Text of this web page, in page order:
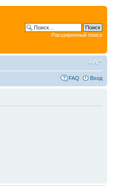
Расширенный поиск
FAQ Вход